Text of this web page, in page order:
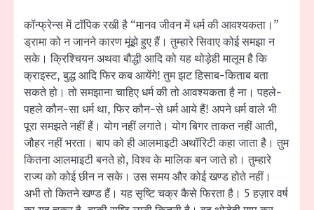
कॉन्फ्रेन्स में टॉपिक रखी है “मानव जीवन में धर्म की आवश्यकता।”
ड्रामा को न जानने कारण मूंझे हुए हैं। तुम्हारे सिवाए कोई समझा न
सके। क्रिश्चियन अथवा बौद्धी आदि को यह थोड़ेही मालूम है कि
क्राइस्ट, बुद्ध आदि फिर कब आयेंगे! तुम झट हिसाब-किताब बता
सकते हो। तो समझाना चाहिए धर्म की तो आवश्यकता है ना। पहले-
पहले कौन-सा धर्म था, फिर कौन-से धर्म आये हैं! अपने धर्म वाले भी
पूरा समझते नहीं हैं। योग नहीं लगाते। योग बिगर ताकत नहीं आती,
जौहर नहीं भरता। बाप को ही आलमाइटी अथॉरिटी कहा जाता है। तुम
कितना आलमाइटी बनते हो, विश्व के मालिक बन जाते हो। तुम्हारे
राज्य को कोई छीन न सके। उस समय और कोई खण्ड होते नहीं।
अभी तो कितने खण्ड हैं। यह सृष्टि चक्र कैसे फिरता है। 5 हज़ार वर्ष